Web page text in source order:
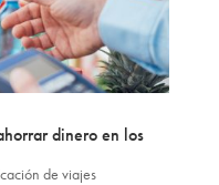
dinero en los
de viajes